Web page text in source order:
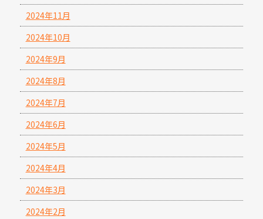
2024年11月
2024年10月
2024年9月
2024年8月
2024年7月
2024年6月
2024年5月
2024年4月
2024年3月
2024年2月